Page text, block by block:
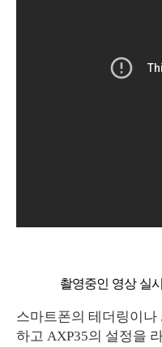
촬영중인 영상 실
스마트폰의 테더링이나
하고 AXP35의 설정을